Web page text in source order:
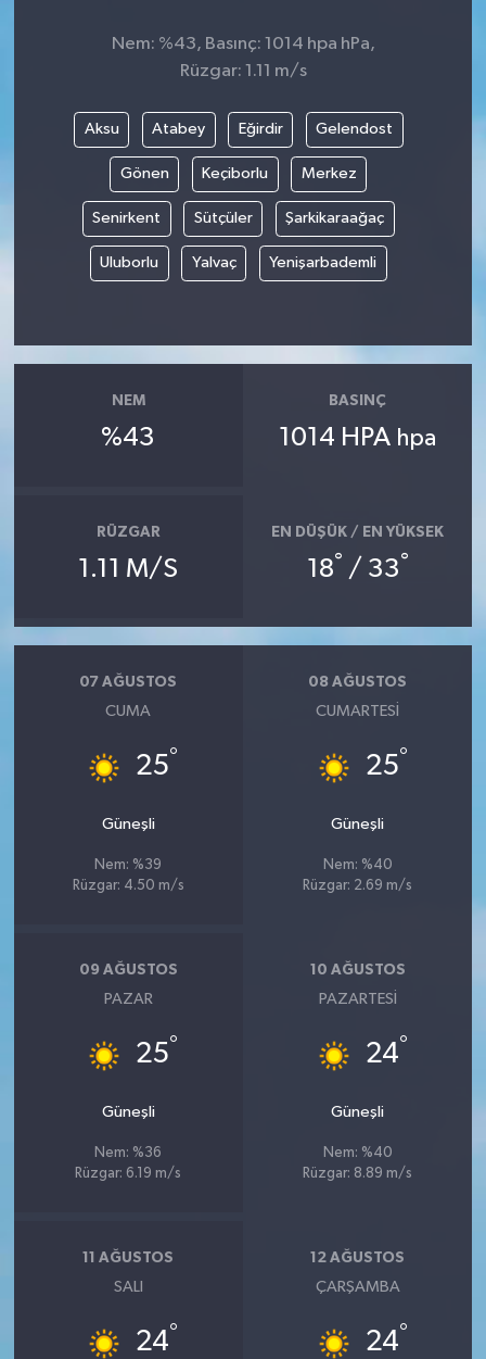
Nem: %43, Basınç: 1014 hpa hPa,
Rüzgar: 1.11 m/s
Aksu Atabey Eğirdir Gelendost
Gönen Keçiborlu Merkez
Senirkent Sütçüler Şarkikaraağaç
Uluborlu Yalvaç Yenişarbademli
NEM
%43
BASINÇ
1014 HPA hpa
RÜZGAR
1.11 M/S
EN DÜŞÜK / EN YÜKSEK
18° / 33°
07 AĞUSTOS
CUMA
25°
Güneşli
Nem: %39
Rüzgar: 4.50 m/s
08 AĞUSTOS
CUMARTESI
25°
Güneşli
Nem: %40
Rüzgar: 2.69 m/s
09 AĞUSTOS
PAZAR
25°
Güneşli
Nem: %36
Rüzgar: 6.19 m/s
10 AĞUSTOS
PAZARTESI
24°
Güneşli
Nem: %40
Rüzgar: 8.89 m/s
11 AĞUSTOS
SALI
24°
12 AĞUSTOS
ÇARŞAMBA
24°